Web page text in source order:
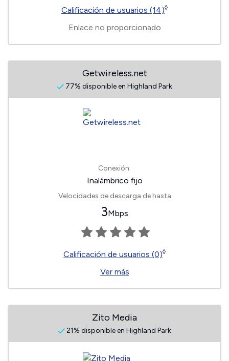
Calificación de usuarios (14)◊
Enlace no proporcionado
Getwireless.net
77% disponible en Highland Park
Conexión:
Inalámbrico fijo
Velocidades de descarga de hasta
3Mbps
Calificación de usuarios (0)◊
Ver más
Zito Media
21% disponible en Highland Park